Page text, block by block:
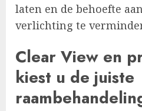
laten en de behoefte
verlichting te
Clear View en
kiest u de juiste